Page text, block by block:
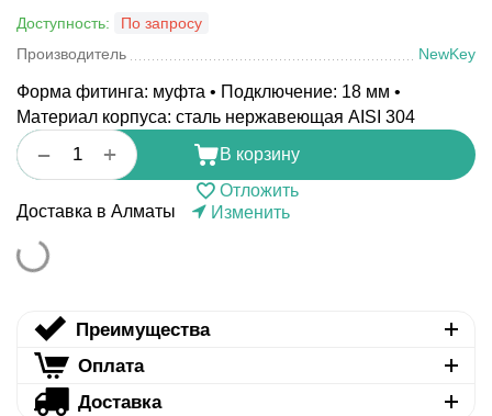
Доступность:
По запросу
Производитель
NewKey
Форма фитинга: муфта • Подключение: 18 мм •
Материал корпуса: сталь нержавеющая AISI 304
+
−
В корзину
Отложить
Доставка в Алматы
Изменить
Преимущества
Оплата
Доставка